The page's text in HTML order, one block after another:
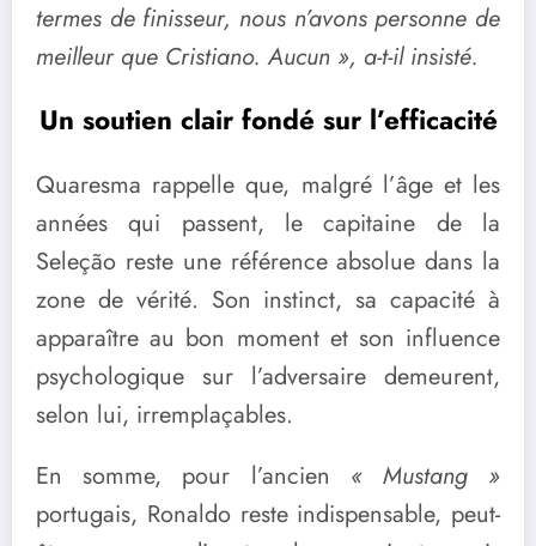
termes de finisseur, nous n’avons personne de
meilleur que Cristiano. Aucun », a-t-il insisté.
Un soutien clair fondé sur l’efficacité
Quaresma rappelle que, malgré l’âge et les
années qui passent, le capitaine de la
Seleção reste une référence absolue dans la
zone de vérité. Son instinct, sa capacité à
apparaître au bon moment et son influence
psychologique sur l’adversaire demeurent,
selon lui, irremplaçables.
En somme, pour l’ancien « Mustang »
portugais, Ronaldo reste indispensable, peut-